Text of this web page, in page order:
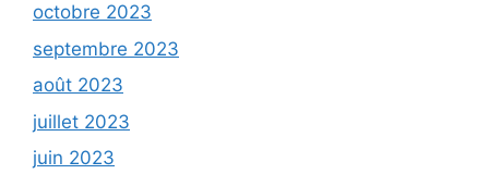
octobre 2023
septembre 2023
août 2023
juillet 2023
juin 2023